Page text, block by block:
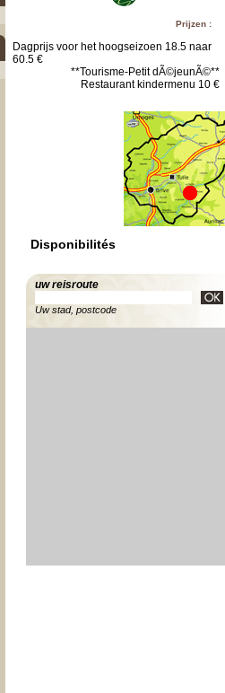
Prijzen :
Dagprijs voor het hoogseizoen 18.5 naar
60.5 €
**Tourisme-Petit dÃ©jeunÃ©**
Restaurant kindermenu 10 €
Disponibilités
uw reisroute
Uw stad, postcode